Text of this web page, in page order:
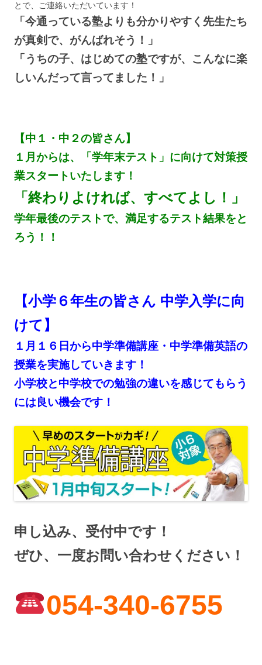
とで、ご連絡いただいています！
「今通っている塾よりも分かりやすく先生たち
が真剣で、がんばれそう！」
「うちの子、はじめての塾ですが、こんなに楽
しいんだって言ってました！」
【中１・中２の皆さん】
１月からは、「学年末テスト」に向けて対策授
業スタートいたします！
「終わりよければ、すべてよし！」
学年最後のテストで、満足するテスト結果をと
ろう！！
【小学６年生の皆さん 中学入学に向
けて】
１月１６日から中学準備講座・中学準備英語の
授業を実施していきます！
小学校と中学校での勉強の違いを感じてもらう
には良い機会です！
申し込み、受付中です！
ぜひ、一度お問い合わせください！
054-340-6755